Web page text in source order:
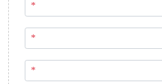
*
*
*